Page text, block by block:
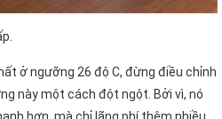
ở ngưỡng 26 độ C, đừng điều chỉnh
này một cách đột ngột. Bởi vì, nó